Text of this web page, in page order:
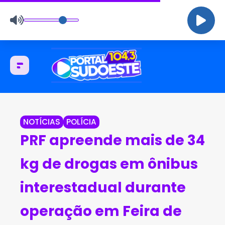
NOTÍCIAS POLÍCIA
PRF apreende mais de 34
kg de drogas em ônibus
interestadual durante
operação em Feira de